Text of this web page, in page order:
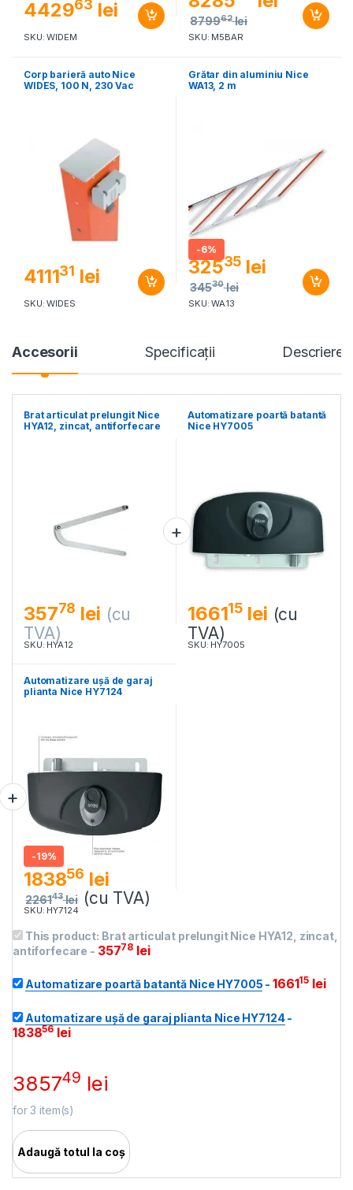
442963 lei
SKU: WIDEM
879962 lei
SKU: M5BAR
Corp barieră auto Nice
WIDES, 100 N, 230 Vac
411131 lei
SKU: WIDES
Grătar din aluminiu Nice
WA13, 2 m
-6%
32535 lei
34530 lei
SKU: WA13
Accesorii Specificaţii Descriere
Brat articulat prelungit Nice
HYA12, zincat, antiforfecare
35778 lei (cu
TVA)
SKU: HYA12
Automatizare poartă batantă
Nice HY7005
166115 lei (cu
TVA)
SKU: HY7005
Automatizare ușă de garaj
plianta Nice HY7124
-19%
183856 lei
226143 lei (cu TVA)
SKU: HY7124
This product: Brat articulat prelungit Nice HYA12, zincat,
antiforfecare - 35778 lei
Automatizare poartă batantă Nice HY7005 -166115 lei
Automatizare ușă de garaj plianta Nice HY7124-
183856 lei
385749 lei
for3 item(s)
Adaugă totul la coș